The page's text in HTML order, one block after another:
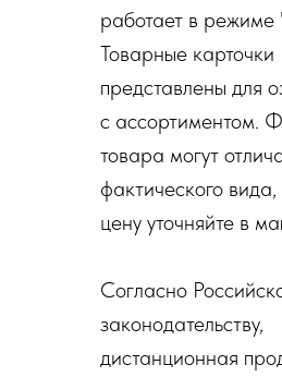
работает в режиме
Товарные карточки
представлены для
с ассортиментом.
товара могут
фактического
цену уточняйте в
Согласно
законодательству,
дистанционная